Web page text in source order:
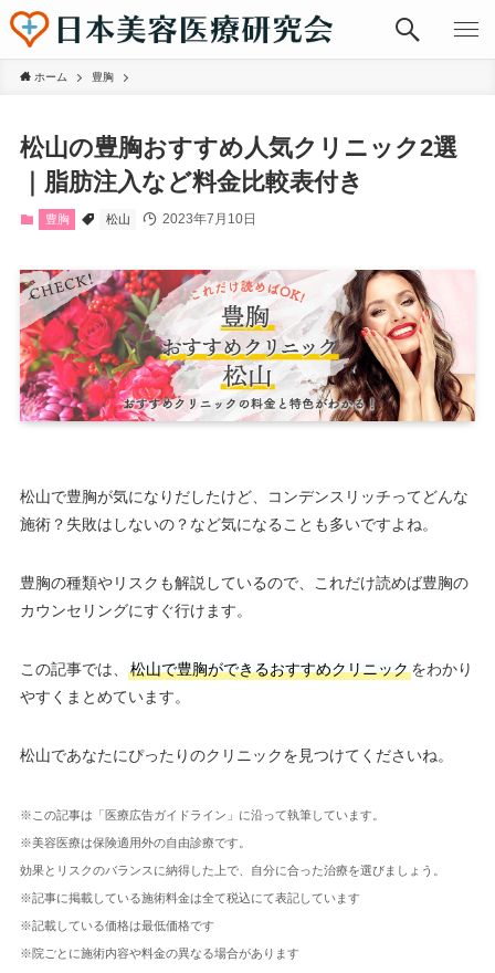
ホーム 豊胸
松山の豊胸おすすめ人気クリニック2選
｜脂肪注入など料金比較表付き
豊胸 松山 2023年7月10日
松山で豊胸が気になりだしたけど、コンデンスリッチってどんな
施術？失敗はしないの？など気になることも多いですよね。
豊胸の種類やリスクも解説しているので、これだけ読めば豊胸の
カウンセリングにすぐ行けます。
この記事では、 松山で豊胸ができるおすすめクリニックをわかり
やすくまとめています。
松山であなたにぴったりのクリニックを見つけてくださいね。
※この記事は「医療広告ガイドライン」に沿って執筆しています。
※美容医療は保険適用外の自由診療です。
効果とリスクのバランスに納得した上で、自分に合った治療を選びましょう。
※記事に掲載している施術料金は全て税込にて表記しています
※記載している価格は最低価格です
※院ごとに施術内容や料金の異なる場合があります